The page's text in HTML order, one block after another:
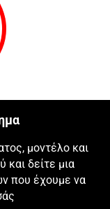
μοντέλο και
δείτε μια
που έχουμε να